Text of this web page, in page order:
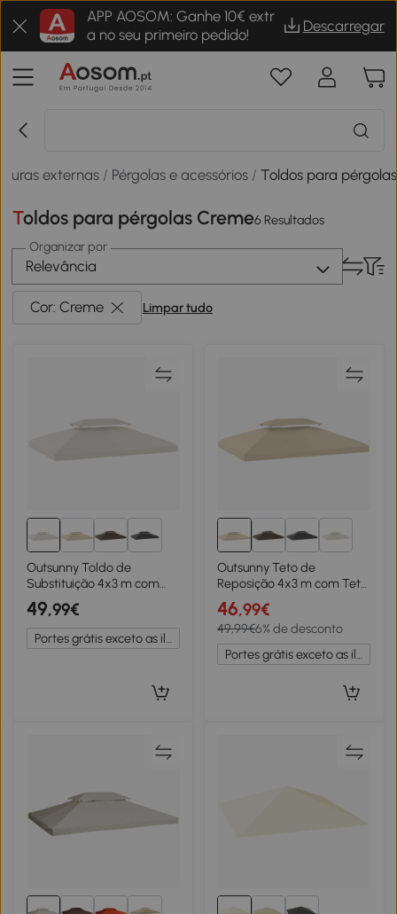
APP AOSOM: Ganhe 10€ extr
a no seu primeiro pedido!
Descarregar
externas / Pérgolas e acessórios /Toldos para pérgolas
Toldos para pérgolas Creme6 Resultados
Organizar por
Relevância
Cor: Creme Limpar tudo
Outsunny Toldo de
Substituição 4x3 m com
Teto Duplo Orifícios de
Drenagem e Proteção UV
Apenas Toldo NÃO Inclui
Estrutura Creme
49,99€
Portes grátis exceto as ilhas
Outsunny Teto de
Reposição 4x3 m com Teto
Duplo Orifícios de
Drenagem e Proteção UV
Apenas Teto NÃO Inclui
Estrutura Creme
46,99€
49,99€6% de desconto
Portes grátis exceto as ilhas